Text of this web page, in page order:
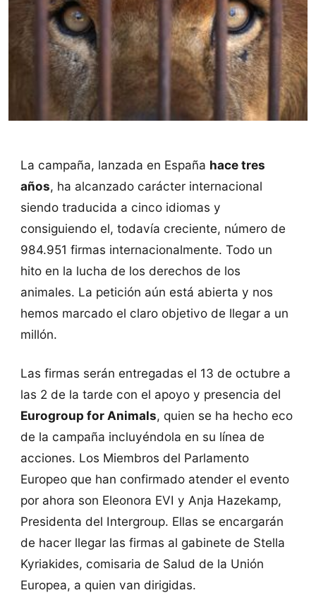
La campaña, lanzada en España hace tres
años, ha alcanzado carácter internacional
siendo traducida a cinco idiomas y
consiguiendo el, todavía creciente, número de
984.951 firmas internacionalmente. Todo un
hito en la lucha de los derechos de los
animales. La petición aún está abierta y nos
hemos marcado el claro objetivo de llegar a un
millón.
Las firmas serán entregadas el 13 de octubre a
las 2 de la tarde con el apoyo y presencia del
Eurogroup for Animals, quien se ha hecho eco
de la campaña incluyéndola en su línea de
acciones. Los Miembros del Parlamento
Europeo que han confirmado atender el evento
por ahora son Eleonora EVI y Anja Hazekamp,
Presidenta del Intergroup. Ellas se encargarán
de hacer llegar las firmas al gabinete de Stella
Kyriakides, comisaria de Salud de la Unión
Europea, a quien van dirigidas.